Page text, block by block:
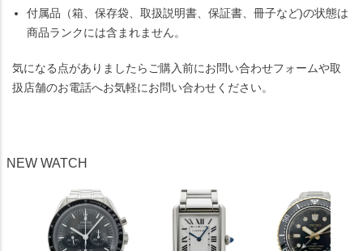
付属品（箱、保存袋、取扱説明書、保証書、冊子など)の状態は
商品ランクには含まれません。
気になる点がありましたらご購入前にお問い合わせフォームや取
扱店舗のお電話へお気軽にお問い合わせください。
NEW WATCH